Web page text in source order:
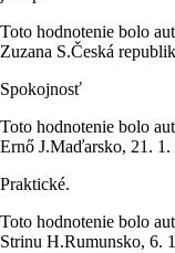
Toto hodnotenie bolo
Zuzana S.Česká
Spokojnosť
Toto hodnotenie bolo
Ernő J.Maďarsko, 21. 1.
Praktické.
Toto hodnotenie bolo
Strinu H.Rumunsko, 6.